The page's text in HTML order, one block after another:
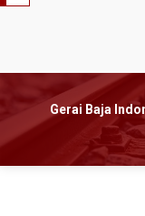
Gerai Baja